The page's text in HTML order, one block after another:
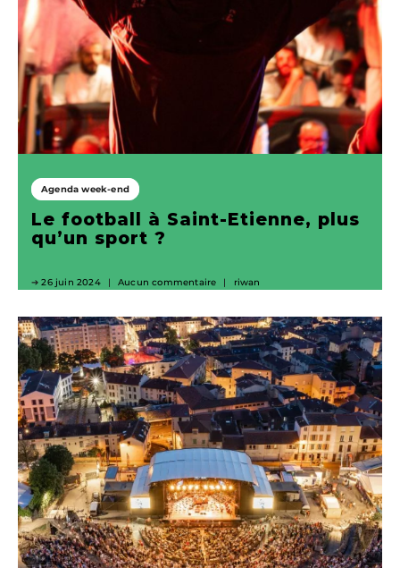
Agenda week-end
Le football à Saint-Etienne, plus
qu’un sport ?
26 juin 2024 Aucun commentaire riwan